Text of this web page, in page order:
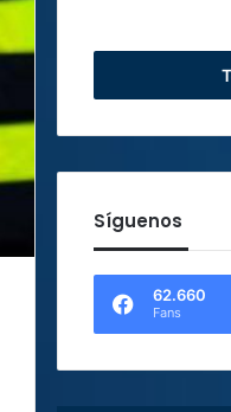
Síguenos
62.660
Fans